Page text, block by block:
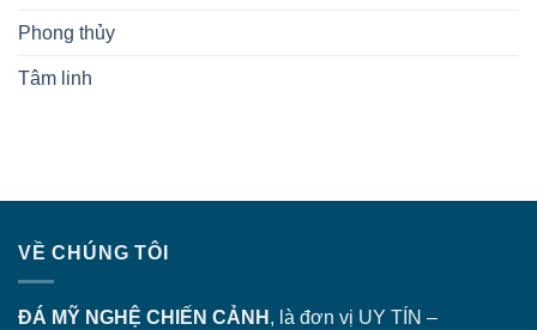
Phong thủy
Tâm linh
VỀ CHÚNG TÔI
ĐÁ MỸ NGHỆ CHIẾN CẢNH , là đơn vị UY TÍN –